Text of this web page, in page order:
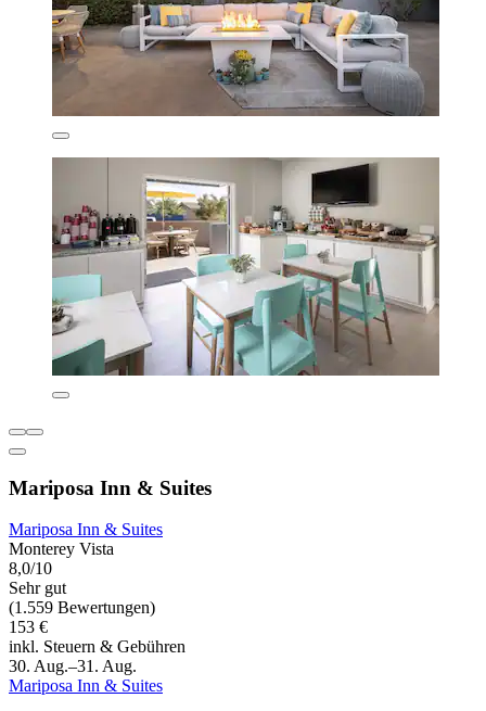
Mariposa Inn & Suites
Mariposa Inn & Suites
Monterey Vista
8,0/10
Sehr gut
(1.559 Bewertungen)
153 €
inkl. Steuern & Gebühren
30. Aug.–31. Aug.
Mariposa Inn & Suites